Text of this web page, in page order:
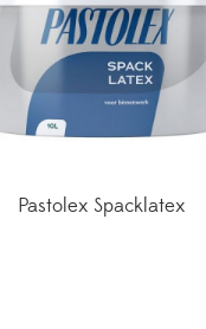
Pastolex Spacklatex